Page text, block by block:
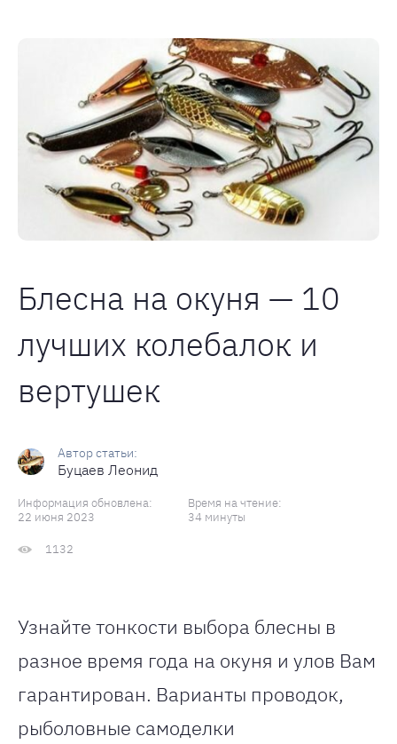
Блесна на окуня — 10
лучших колебалок и
вертушек
Буцаев Леонид
Информация обновлена:
22 июня 2023
Время на чтение:
34 минуты
1132
Узнайте тонкости выбора блесны в
разное время года на окуня и улов Вам
гарантирован. Варианты проводок,
рыболовные самоделки